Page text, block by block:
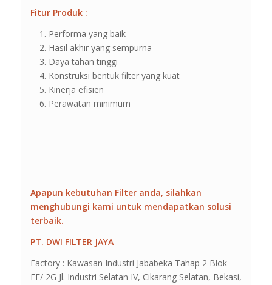
Fitur Produk :
Performa yang baik
Hasil akhir yang sempurna
Daya tahan tinggi
Konstruksi bentuk filter yang kuat
Kinerja efisien
Perawatan minimum
Apapun kebutuhan Filter anda, silahkan
menghubungi kami untuk mendapatkan solusi
terbaik.
PT. DWI FILTER JAYA
Factory : Kawasan Industri Jababeka Tahap 2 Blok
EE/ 2G Jl. Industri Selatan IV, Cikarang Selatan, Bekasi,